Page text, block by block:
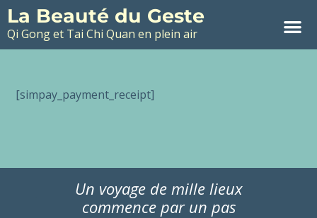
La Beauté du Geste
Qi Gong et Tai Chi Quan en plein air
[simpay_payment_receipt]
Un voyage de mille lieux
commence par un pas